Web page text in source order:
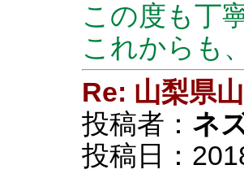
この度も丁
これからも
Re: 山梨県
投稿者： ネ
投稿日：